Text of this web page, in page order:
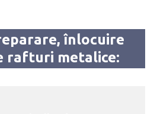
înlocuire
rafturi metalice: